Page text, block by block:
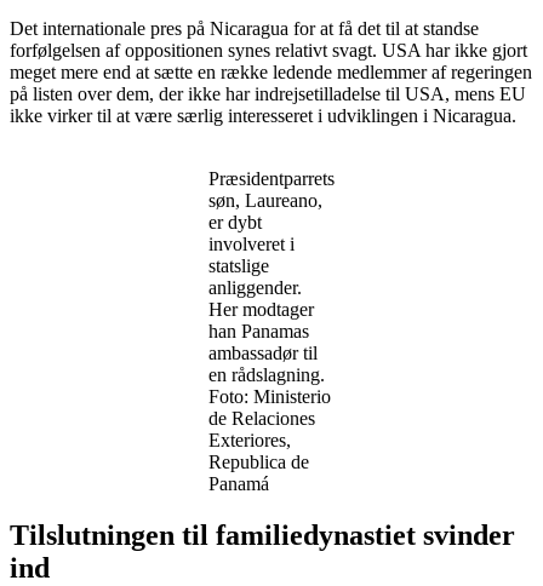
Det internationale pres på Nicaragua for at få det til at standse
forfølgelsen af oppositionen synes relativt svagt. USA har ikke gjort
meget mere end at sætte en række ledende medlemmer af regeringen
på listen over dem, der ikke har indrejsetilladelse til USA, mens EU
ikke virker til at være særlig interesseret i udviklingen i Nicaragua.
Præsidentparrets
søn, Laureano,
er dybt
involveret i
statslige
anliggender.
Her modtager
han Panamas
ambassadør til
en rådslagning.
Foto: Ministerio
de Relaciones
Exteriores,
Republica de
Panamá
Tilslutningen til familiedynastiet svinder
ind